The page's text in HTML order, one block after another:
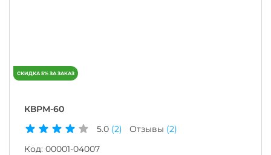
КВРМ-60
5.0 (2) Отзывы (2)
Код: 00001-04007